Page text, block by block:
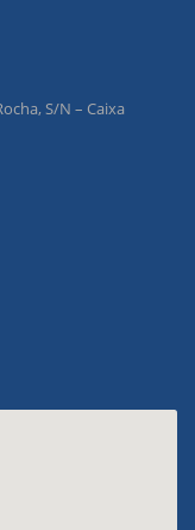
S/N – Caixa